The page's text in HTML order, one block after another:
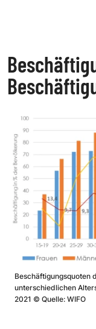
Beschäftigungsquoten
unterschiedlichen
2021 © Quelle: WIFO